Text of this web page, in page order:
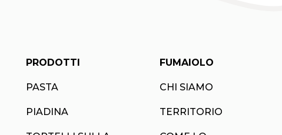
PRODOTTI
PASTA
PIADINA
FUMAIOLO
CHI SIAMO
TERRITORIO